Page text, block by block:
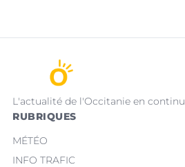
L'actualité de l'Occitanie en continu
RUBRIQUES
MÉTÉO
INFO TRAFIC